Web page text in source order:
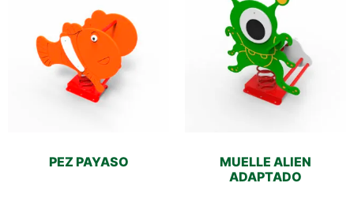
PEZ PAYASO
MUELLE ALIEN
ADAPTADO